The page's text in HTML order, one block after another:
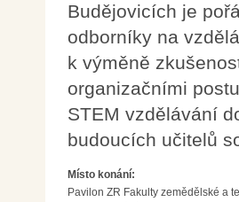
Budějovicích je
odborníky na
k výměně
organizačními
STEM vzdělávání
budoucích učitelů
Místo konání:
Pavilon ZR Fakulty zemědělské a